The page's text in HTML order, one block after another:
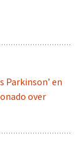
Parkinson’ en
over